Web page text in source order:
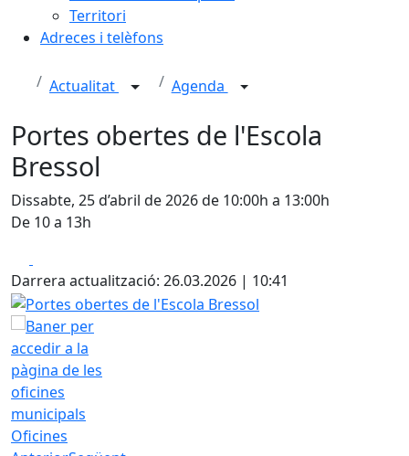
Territori
Adreces i telèfons
Actualitat Agenda
Portes obertes de l'Escola
Bressol
Dissabte, 25 d’abril de 2026 de 10:00h a 13:00h
De 10 a 13h
Darrera actualització: 26.03.2026 | 10:41
Portes obertes de l'Escola Bressol
Oficines